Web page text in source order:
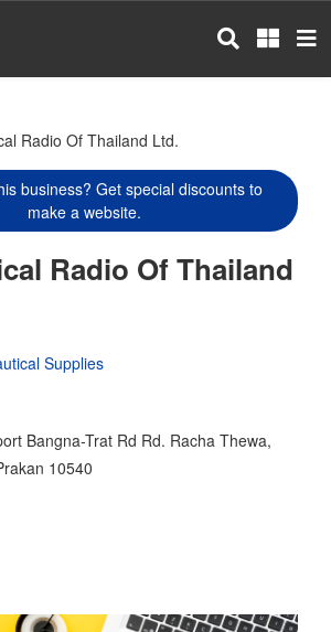
Radio Of Thailand Ltd.
business? Get special discounts to
make a website.
Radio Of Thailand
Supplies
Bangna-Trat Rd Rd. Racha Thewa,
10540